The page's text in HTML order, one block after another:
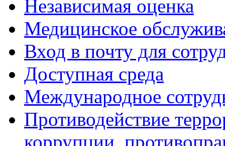
Независимая оценка
Медицинское
Вход в почту для
Доступная среда
Международное
Противодействие